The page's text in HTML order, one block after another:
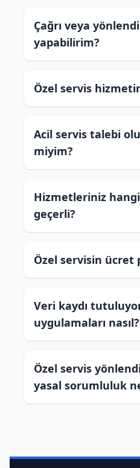
Çağrı veya
yapabilirim?
Özel servis
Acil servis talebi
miyim?
Hizmetleriniz
geçerli?
Özel servisin ücret
Veri kaydı
uygulamaları nasıl?
Özel servis
yasal sorumluluk